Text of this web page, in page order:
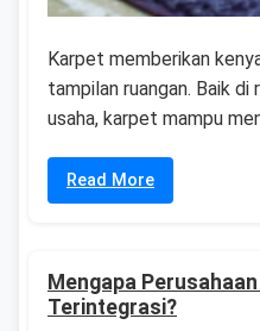
Karpet memberikan
tampilan ruangan. Baik
usaha, karpet mampu
Read More
Mengapa
Terintegrasi?